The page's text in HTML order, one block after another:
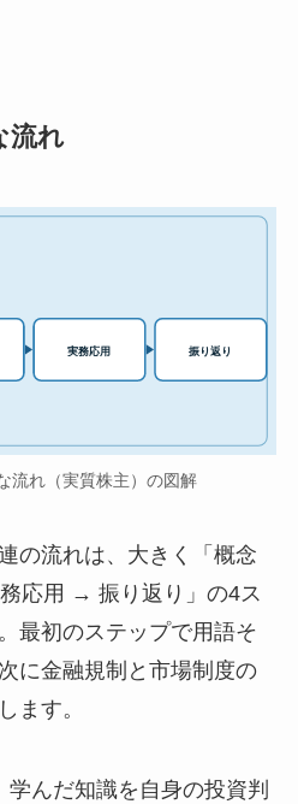
流れ
実務応用 振り返り
流れ（実質株主）の図解
の流れは、大きく「概念
応用 → 振り返り」の4ス
最初のステップで用語そ
に金融規制と市場制度の
ます。
んだ知識を自身の投資判